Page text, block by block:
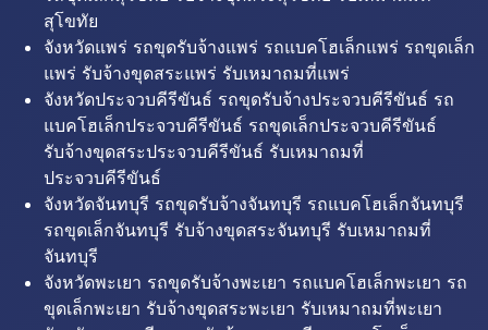
สุโขทัย
จังหวัดแพร่ รถขุดรับจ้างแพร่ รถแบคโฮเล็กแพร่ รถขุดเล็ก
แพร่ รับจ้างขุดสระแพร่ รับเหมาถมที่แพร่
จังหวัดประจวบคีรีขันธ์ รถขุดรับจ้างประจวบคีรีขันธ์ รถ
แบคโฮเล็กประจวบคีรีขันธ์ รถขุดเล็กประจวบคีรีขันธ์
รับจ้างขุดสระประจวบคีรีขันธ์ รับเหมาถมที่
ประจวบคีรีขันธ์
จังหวัดจันทบุรี รถขุดรับจ้างจันทบุรี รถแบคโฮเล็กจันทบุรี
รถขุดเล็กจันทบุรี รับจ้างขุดสระจันทบุรี รับเหมาถมที่
จันทบุรี
จังหวัดพะเยา รถขุดรับจ้างพะเยา รถแบคโฮเล็กพะเยา รถ
ขุดเล็กพะเยา รับจ้างขุดสระพะเยา รับเหมาถมที่พะเยา